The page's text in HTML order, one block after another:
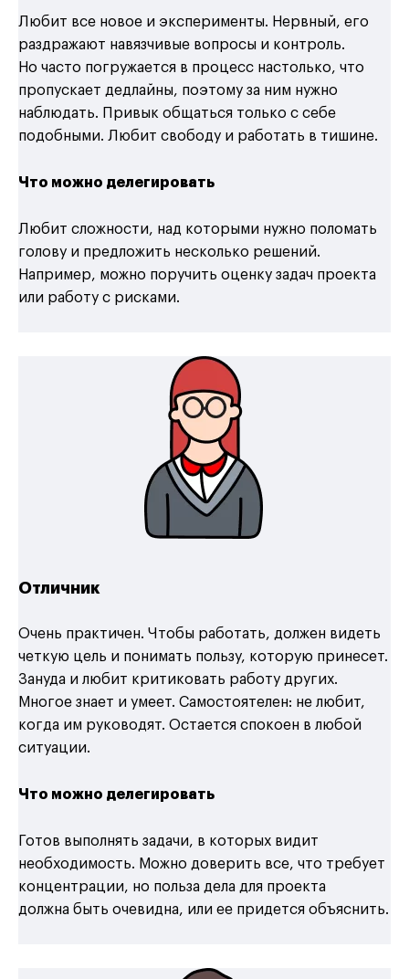
Любит все новое и эксперименты. Нервный, его
раздражают навязчивые вопросы и контроль.
Но часто погружается в процесс настолько, что
пропускает дедлайны, поэтому за ним нужно
наблюдать. Привык общаться только с себе
подобными. Любит свободу и работать в тишине.
Что можно делегировать
Любит сложности, над которыми нужно поломать
голову и предложить несколько решений.
Например, можно поручить оценку задач проекта
или работу с рисками.
Отличник
Очень практичен. Чтобы работать, должен видеть
четкую цель и понимать пользу, которую принесет.
Зануда и любит критиковать работу других.
Многое знает и умеет. Самостоятелен: не любит,
когда им руководят. Остается спокоен в любой
ситуации.
Что можно делегировать
Готов выполнять задачи, в которых видит
необходимость. Можно доверить все, что требует
концентрации, но польза дела для проекта
должна быть очевидна, или ее придется объяснить.